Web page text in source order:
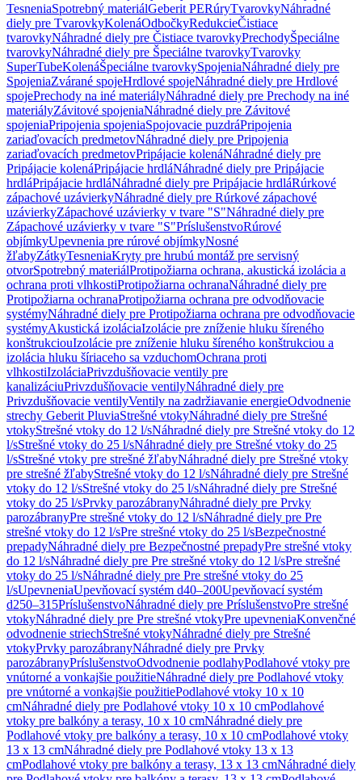
TesneniaSpotrebný materiálGeberit PERúryTvarovkyNáhradné
diely pre TvarovkyKolenáOdbočkyRedukcieČistiace
tvarovkyNáhradné diely pre Čistiace tvarovkyPrechodyŠpeciálne
tvarovkyNáhradné diely pre Špeciálne tvarovkyTvarovky
SuperTubeKolenáŠpeciálne tvarovkySpojeniaNáhradné diely pre
SpojeniaZvárané spojeHrdlové spojeNáhradné diely pre Hrdlové
spojePrechody na iné materiályNáhradné diely pre Prechody na iné
materiályZávitové spojeniaNáhradné diely pre Závitové
spojeniaPripojenia spojeniaSpojovacie puzdráPripojenia
zariaďovacích predmetovNáhradné diely pre Pripojenia
zariaďovacích predmetovPripájacie kolenáNáhradné diely pre
Pripájacie kolenáPripájacie hrdláNáhradné diely pre Pripájacie
hrdláPripájacie hrdláNáhradné diely pre Pripájacie hrdláRúrkové
zápachové uzávierkyNáhradné diely pre Rúrkové zápachové
uzávierkyZápachové uzávierky v tvare "S"Náhradné diely pre
Zápachové uzávierky v tvare "S"PríslušenstvoRúrové
objímkyUpevnenia pre rúrové objímkyNosné
žľabyZátkyTesneniaKryty pre hrubú montáž pre servisný
otvorSpotrebný materiálProtipožiarna ochrana, akustická izolácia a
ochrana proti vlhkostiProtipožiarna ochranaNáhradné diely pre
Protipožiarna ochranaProtipožiarna ochrana pre odvodňovacie
systémyNáhradné diely pre Protipožiarna ochrana pre odvodňovacie
systémyAkustická izoláciaIzolácie pre zníženie hluku šíreného
konštrukciouIzolácie pre zníženie hluku šíreného konštrukciou a
izolácia hluku šíriaceho sa vzduchomOchrana proti
vlhkostiIzoláciaPrivzdušňovacie ventily pre
kanalizáciuPrivzdušňovacie ventilyNáhradné diely pre
Privzdušňovacie ventilyVentily na zadržiavanie energieOdvodnenie
strechy Geberit PluviaStrešné vtokyNáhradné diely pre Strešné
vtokyStrešné vtoky do 12 l/sNáhradné diely pre Strešné vtoky do 12
l/sStrešné vtoky do 25 l/sNáhradné diely pre Strešné vtoky do 25
l/sStrešné vtoky pre strešné žľabyNáhradné diely pre Strešné vtoky
pre strešné žľabyStrešné vtoky do 12 l/sNáhradné diely pre Strešné
vtoky do 12 l/sStrešné vtoky do 25 l/sNáhradné diely pre Strešné
vtoky do 25 l/sPrvky parozábranyNáhradné diely pre Prvky
parozábranyPre strešné vtoky do 12 l/sNáhradné diely pre Pre
strešné vtoky do 12 l/sPre strešné vtoky do 25 l/sBezpečnostné
prepadyNáhradné diely pre Bezpečnostné prepadyPre strešné vtoky
do 12 l/sNáhradné diely pre Pre strešné vtoky do 12 l/sPre strešné
vtoky do 25 l/sNáhradné diely pre Pre strešné vtoky do 25
l/sUpevneniaUpevňovací systém d40–200Upevňovací systém
d250–315PríslušenstvoNáhradné diely pre PríslušenstvoPre strešné
vtokyNáhradné diely pre Pre strešné vtokyPre upevneniaKonvenčné
odvodnenie striechStrešné vtokyNáhradné diely pre Strešné
vtokyPrvky parozábranyNáhradné diely pre Prvky
parozábranyPríslušenstvoOdvodnenie podlahyPodlahové vtoky pre
vnútorné a vonkajšie použitieNáhradné diely pre Podlahové vtoky
pre vnútorné a vonkajšie použitiePodlahové vtoky 10 x 10
cmNáhradné diely pre Podlahové vtoky 10 x 10 cmPodlahové
vtoky pre balkóny a terasy, 10 x 10 cmNáhradné diely pre
Podlahové vtoky pre balkóny a terasy, 10 x 10 cmPodlahové vtoky
13 x 13 cmNáhradné diely pre Podlahové vtoky 13 x 13
cmPodlahové vtoky pre balkóny a terasy, 13 x 13 cmNáhradné diely